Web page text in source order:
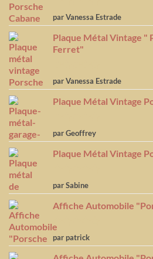
Note5sur
5
par Vanessa Estrade
Plaque Métal Vintage "
Ferret"
Note5sur
5
par Vanessa Estrade
Plaque Métal Vintage
Note5sur
5
par Geoffrey
Plaque Métal Vintage
Note5sur
5
par Sabine
Affiche Automobile
Note4
sur 5
par patrick